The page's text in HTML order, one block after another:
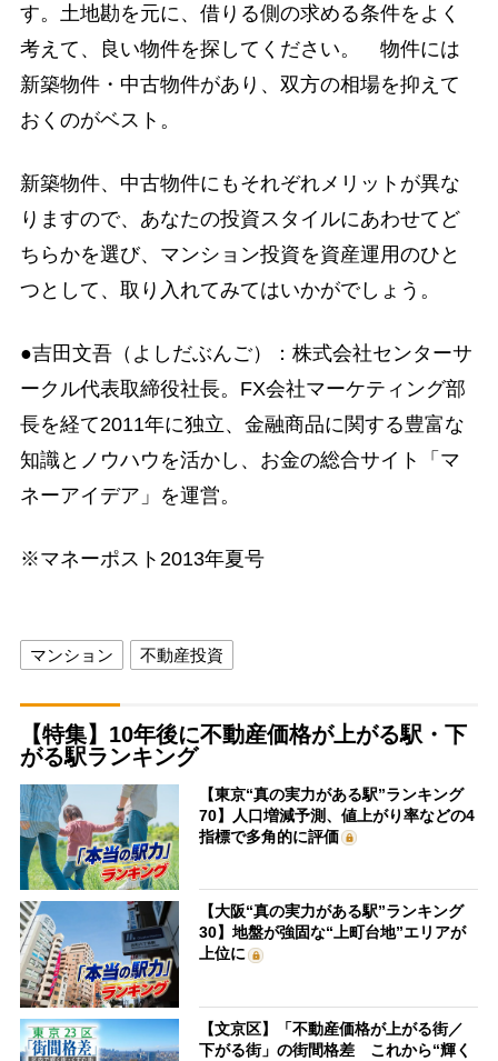
す。土地勘を元に、借りる側の求める条件をよく
考えて、良い物件を探してください。 物件には
新築物件・中古物件があり、双方の相場を抑えて
おくのがベスト。
新築物件、中古物件にもそれぞれメリットが異な
りますので、あなたの投資スタイルにあわせてど
ちらかを選び、マンション投資を資産運用のひと
つとして、取り入れてみてはいかがでしょう。
●吉田文吾（よしだぶんご）：株式会社センターサ
ークル代表取締役社長。FX会社マーケティング部
長を経て2011年に独立、金融商品に関する豊富な
知識とノウハウを活かし、お金の総合サイト「マ
ネーアイデア」を運営。
※マネーポスト2013年夏号
マンション 不動産投資
【特集】10年後に不動産価格が上がる駅・下
がる駅ランキング
【東京“真の実力がある駅”ランキング
70】人口増減予測、値上がり率などの4
指標で多角的に評価
【大阪“真の実力がある駅”ランキング
30】地盤が強固な“上町台地”エリアが
上位に
【文京区】「不動産価格が上がる街／
下がる街」の街間格差 これから“輝く